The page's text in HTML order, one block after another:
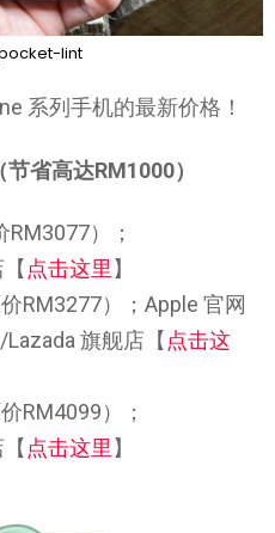
lint
系列手机的最新价格！
省高达RM1000）
）；
点击这里 】
RM3277）；Apple 官网
旗舰店【 点击这
RM4099）；
点击这里 】